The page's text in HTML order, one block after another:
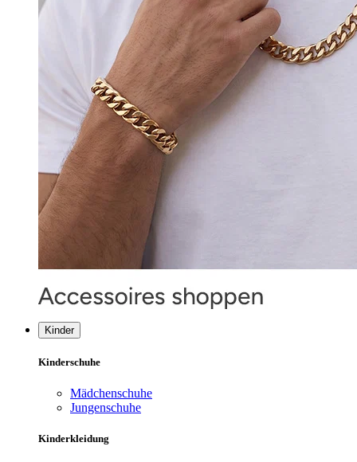
Kinder
Kinderschuhe
Mädchenschuhe
Jungenschuhe
Kinderkleidung